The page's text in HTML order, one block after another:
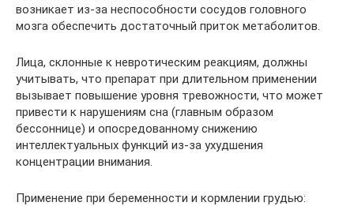
возникает из-за неспособности сосудов головного
мозга обеспечить достаточный приток метаболитов.
Лица, склонные к невротическим реакциям, должны
учитывать, что препарат при длительном применении
вызывает повышение уровня тревожности, что может
привести к нарушениям сна (главным образом
бессоннице) и опосредованному снижению
интеллектуальных функций из-за ухудшения
концентрации внимания.
Применение при беременности и кормлении грудью: